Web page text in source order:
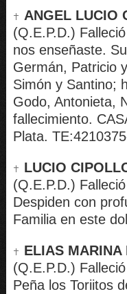
ANGEL LUCIO
(Q.E.P.D.)
nos enseñaste.
Germán, Patricio
Simón y Santino;
Godo, Antonieta,
fallecimiento.
Plata.
LUCIO
(Q.E.P.D.)
Despiden con
Familia en este
ELIAS MARINA
(Q.E.P.D.)
Peña los Toriitos